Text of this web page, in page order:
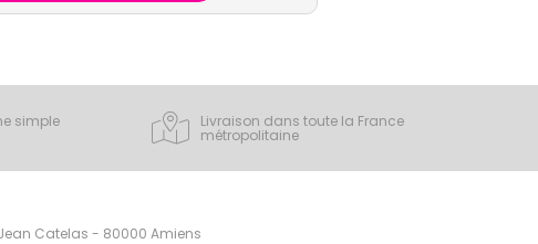
simple Livraison dans toute la France
métropolitaine
Catelas - 80000 Amiens